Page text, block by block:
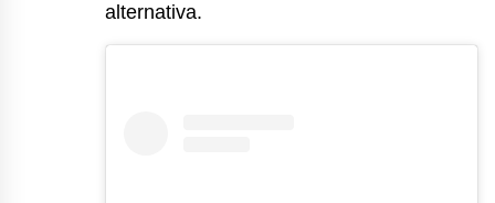
alternativa.